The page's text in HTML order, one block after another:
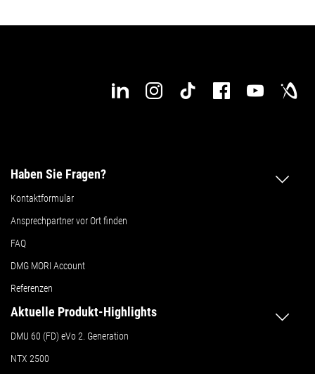
Haben Sie Fragen?
Kontaktformular
Ansprechpartner vor Ort finden
FAQ
DMG MORI Account
Referenzen
Aktuelle Produkt-Highlights
DMU 60 (FD) eVo 2. Generation
NTX 2500